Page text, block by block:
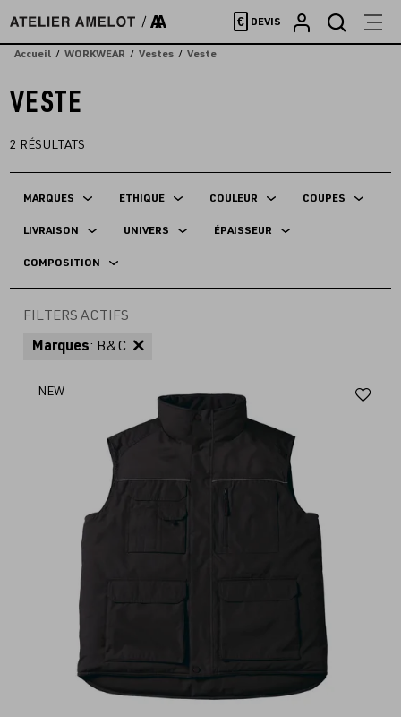
directement
au
€ DEVIS
Accueil WORKWEAR Vestes Veste
VESTE
2 RÉSULTATS
MARQUES ETHIQUE COULEUR COUPES
LIVRAISON UNIVERS ÉPAISSEUR
COMPOSITION
FILTERS ACTIFS
Marques: B&C
NEW